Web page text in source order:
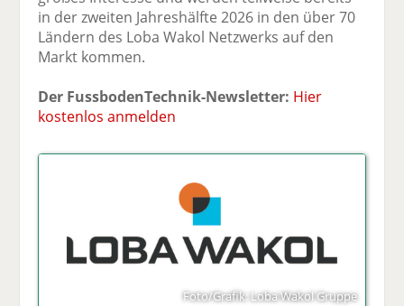
in der zweiten Jahreshälfte 2026 in den über 70
Ländern des Loba Wakol Netzwerks auf den
Markt kommen.
Der FussbodenTechnik-Newsletter: Hier
kostenlos anmelden
Foto/Grafik: Loba Wakol Gruppe